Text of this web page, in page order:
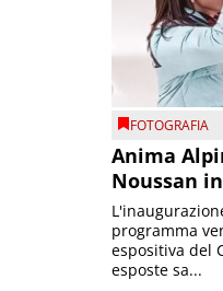
FOTOGRAFIA
Anima
Noussan
programma
espositiva del
esposte sa...